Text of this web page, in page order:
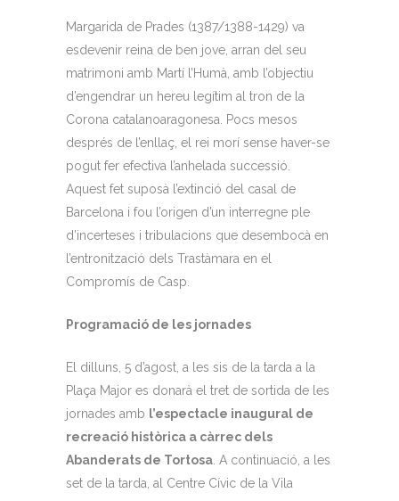
Margarida de Prades (1387/1388-1429) va
esdevenir reina de ben jove, arran del seu
matrimoni amb Martí l’Humà, amb l’objectiu
d’engendrar un hereu legítim al tron de la
Corona catalanoaragonesa. Pocs mesos
després de l’enllaç, el rei morí sense haver-se
pogut fer efectiva l’anhelada successió.
Aquest fet suposà l’extinció del casal de
Barcelona i fou l’origen d’un interregne ple
d’incerteses i tribulacions que desembocà en
l’entronització dels Trastàmara en el
Compromís de Casp.
Programació de les jornades
El dilluns, 5 d’agost, a les sis de la tarda a la
Plaça Major es donarà el tret de sortida de les
jornades amb l’espectacle inaugural de
recreació històrica a càrrec dels
Abanderats de Tortosa . A continuació, a les
set de la tarda, al Centre Cívic de la Vila